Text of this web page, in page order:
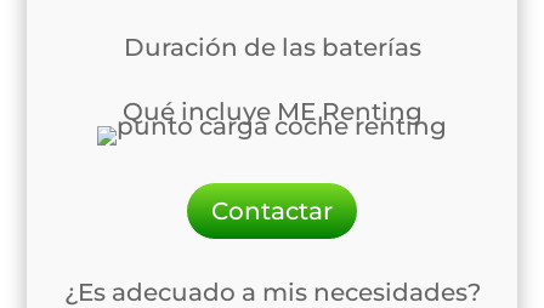
Duración de las baterías
Qué incluye ME Renting
Contactar
¿Es adecuado a mis necesidades?